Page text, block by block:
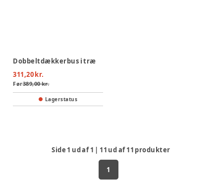
Dobbeltdækkerbus i træ
311,20 kr.
Før389,00 kr.
Lagerstatus
Side 1 ud af1 | 11 ud af11 produkter
1